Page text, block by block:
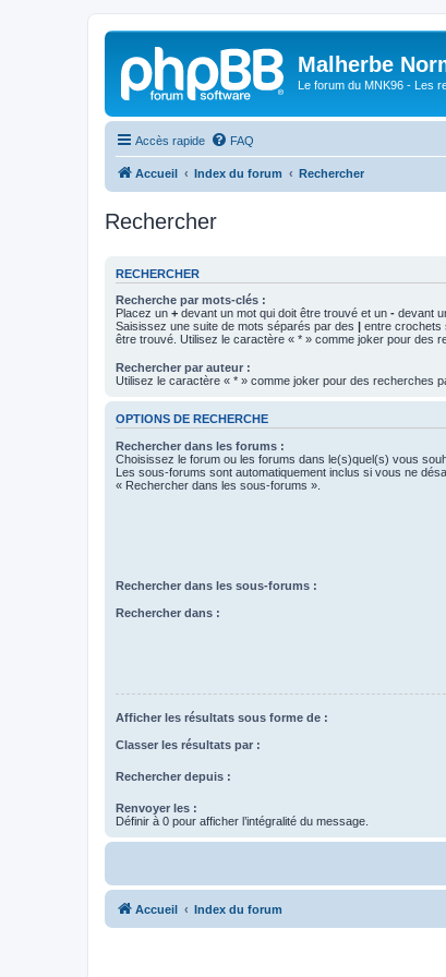
Malherbe
Le forum du MNK96 - Les
Accès rapide FAQ
Accueil Index du forum Rechercher
Rechercher
RECHERCHER
Recherche par mots-clés :
Placez un + devant un mot qui doit être trouvé et un - devant
Saisissez une suite de mots séparés par des | entre crochets
être trouvé. Utilisez le caractère « * » comme joker pour des
Rechercher par auteur :
Utilisez le caractère « * » comme joker pour des recherches
OPTIONS DE RECHERCHE
Rechercher dans les forums :
Choisissez le forum ou les forums dans le(s)quel(s) vous
Les sous-forums sont automatiquement inclus si vous ne
« Rechercher dans les sous-forums ».
Rechercher dans les sous-forums :
Rechercher dans :
Afficher les résultats sous forme de :
Classer les résultats par :
Rechercher depuis :
Renvoyer les :
Définir à 0 pour afficher l’intégralité du message.
Accueil Index du forum